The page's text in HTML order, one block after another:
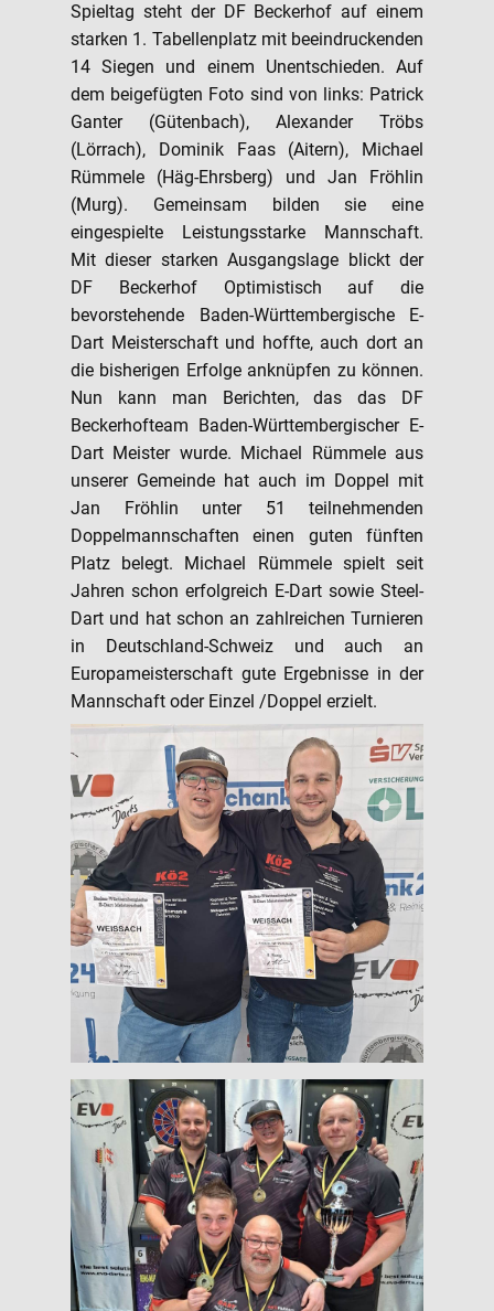
Spieltag steht der DF Beckerhof auf einem
starken 1. Tabellenplatz mit beeindruckenden
14 Siegen und einem Unentschieden. Auf
dem beigefügten Foto sind von links: Patrick
Ganter (Gütenbach), Alexander Tröbs
(Lörrach), Dominik Faas (Aitern), Michael
Rümmele (Häg-Ehrsberg) und Jan Fröhlin
(Murg). Gemeinsam bilden sie eine
eingespielte Leistungsstarke Mannschaft.
Mit dieser starken Ausgangslage blickt der
DF Beckerhof Optimistisch auf die
bevorstehende Baden-Württembergische E-
Dart Meisterschaft und hoffte, auch dort an
die bisherigen Erfolge anknüpfen zu können.
Nun kann man Berichten, das das DF
Beckerhofteam Baden-Württembergischer E-
Dart Meister wurde. Michael Rümmele aus
unserer Gemeinde hat auch im Doppel mit
Jan Fröhlin unter 51 teilnehmenden
Doppelmannschaften einen guten fünften
Platz belegt. Michael Rümmele spielt seit
Jahren schon erfolgreich E-Dart sowie Steel-
Dart und hat schon an zahlreichen Turnieren
in Deutschland-Schweiz und auch an
Europameisterschaft gute Ergebnisse in der
Mannschaft oder Einzel /Doppel erzielt.